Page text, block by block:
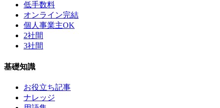
低手数料
オンライン完結
個人事業主OK
2社間
3社間
基礎知識
お役立ち記事
ナレッジ